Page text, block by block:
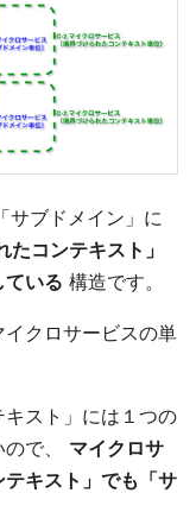
サブドメイン」に
たコンテキスト」
ている 構造です。
クロサービスの単
スト」には１つの
で、 マイクロサ
キスト」でも「サ